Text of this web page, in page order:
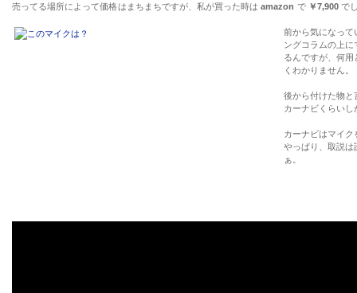
売ってる場所によって価格はまちまちですが、私が買った時はamazon で ￥7,900で
前から気になって
ングコラムの上
るんですが、何
くわかりません。
後から付けた物と
カーナビくらい
カーナビはマイク
やっぱり、取説は
ぁ。